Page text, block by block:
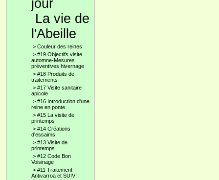
La vie de
l'Abeille
> Couleur des reines
> #19 Objectifs visite
automne-Mesures
préventives hivernage
> #18 Produits de
traitements
> #17 Visite sanitaire
apicole
> #16 Introduction d'une
reine en ponte
> #15 La visite de
printemps
> #14 Créations
d'essaims
> #13 Visite de
printemps
> #12 Code Bon
Voisinage
> #11 Traitement
Antivarroa et SUIVI